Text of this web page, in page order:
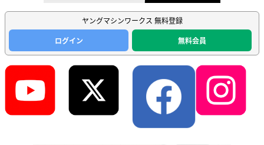
ヤングマシンワークス 無料登録
ログイン
無料会員